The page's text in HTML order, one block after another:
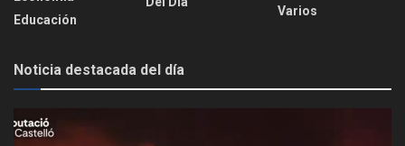
Educación
Varios
Noticia destacada del día